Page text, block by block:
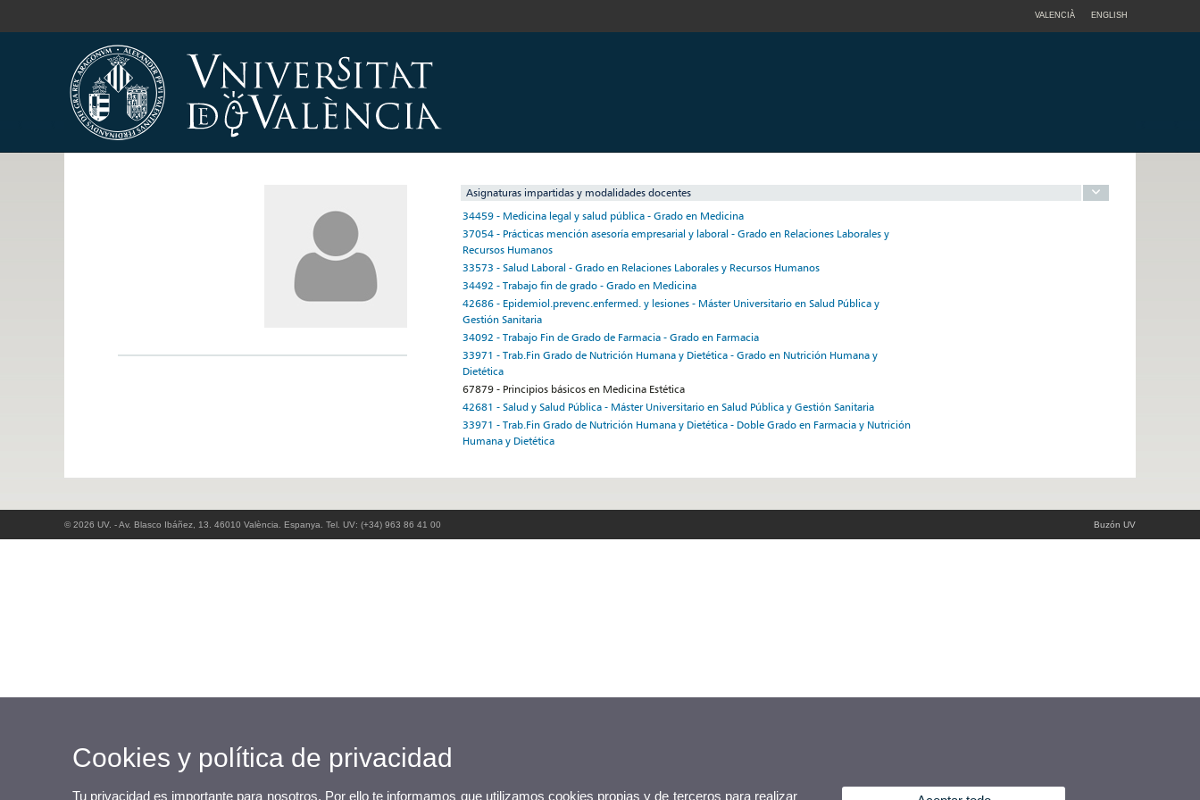
VALENCIÀ ENGLISH
Asignaturas impartidas y modalidades docentes
34459 - Medicina legal y salud pública - Grado en Medicina
37054 - Prácticas mención asesoría empresarial y laboral - Grado en Relaciones Laborales y
Recursos Humanos
33573 - Salud Laboral - Grado en Relaciones Laborales y Recursos Humanos
34492 - Trabajo fin de grado - Grado en Medicina
42686 - Epidemiol.prevenc.enfermed. y lesiones - Máster Universitario en Salud Pública y
Gestión Sanitaria
34092 - Trabajo Fin de Grado de Farmacia - Grado en Farmacia
33971 - Trab.Fin Grado de Nutrición Humana y Dietética - Grado en Nutrición Humana y
Dietética
67879 - Principios básicos en Medicina Estética
42681 - Salud y Salud Pública - Máster Universitario en Salud Pública y Gestión Sanitaria
33971 - Trab.Fin Grado de Nutrición Humana y Dietética - Doble Grado en Farmacia y Nutrición
Humana y Dietética
© 2026 UV. - Av. Blasco Ibáñez, 13. 46010 València. Espanya. Tel. UV: (+34) 963 86 41 00 Buzón UV
Cookies y política de privacidad
Tu privacidad es importante para nosotros. Por ello te informamos que utilizamos cookies propias y de terceros para realizar